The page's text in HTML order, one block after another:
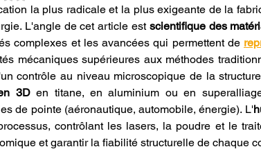
3D postraitement SNAPMAKER
fusion 360 Formation
la plus radicale et la plus exigeante de la
L'angle de cet article est scientifique des
complexes et les avancées qui permettent de
mécaniques supérieures aux méthodes
contrôle au niveau microscopique de la
3D en titane, en aluminium ou en
de pointe (aéronautique, automobile, énergie). L'
contrôlant les lasers, la poudre et le
et garantir la fiabilité structurelle de chaque